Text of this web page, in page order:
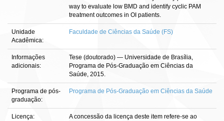
way to evaluate low BMD and identify cyclic PAM
treatment outcomes in OI patients.
Unidade
Acadêmica:
Faculdade de Ciências da Saúde (FS)
Informações
adicionais:
Tese (doutorado) — Universidade de Brasília,
Programa de Pós-Graduação em Ciências da
Saúde, 2015.
Programa de pós-
graduação:
Programa de Pós-Graduação em Ciências da Saúde
Licença:
A concessão da licença deste item refere-se ao